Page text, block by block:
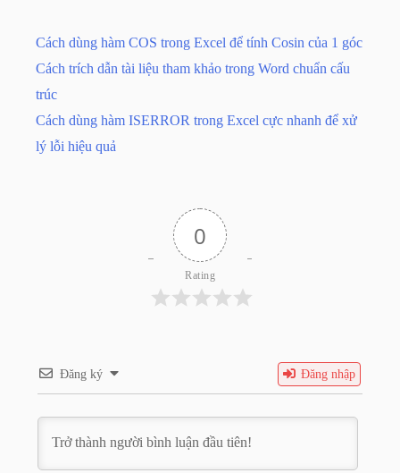
Cách dùng hàm COS trong Excel để tính Cosin của 1 góc
Cách trích dẫn tài liệu tham khảo trong Word chuẩn cấu
trúc
Cách dùng hàm ISERROR trong Excel cực nhanh để xử
lý lỗi hiệu quả
0
Rating
Đăng ký Đăng nhập